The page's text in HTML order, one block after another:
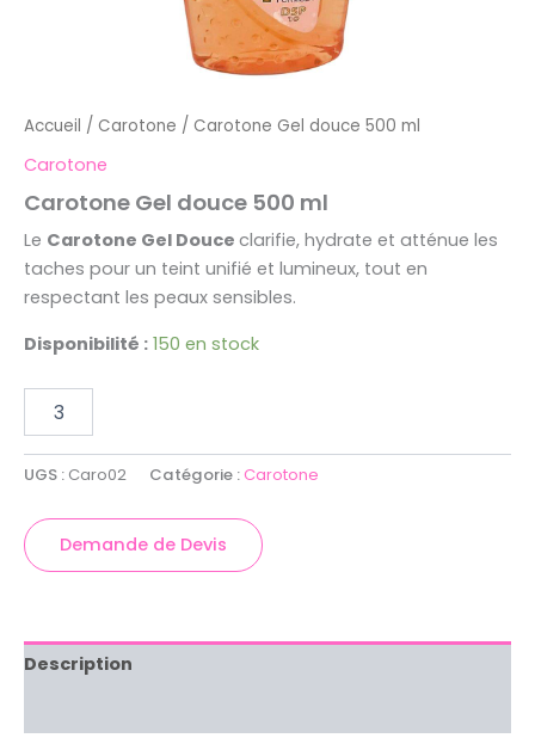
Accueil / Carotone / Carotone Gel douce 500 ml
Carotone
Carotone Gel douce 500 ml
Le Carotone Gel Douce clarifie, hydrate et atténue les
taches pour un teint unifié et lumineux, tout en
respectant les peaux sensibles.
Disponibilité : 150 en stock
UGS : Caro02 Catégorie :Carotone
Demande de Devis
Description